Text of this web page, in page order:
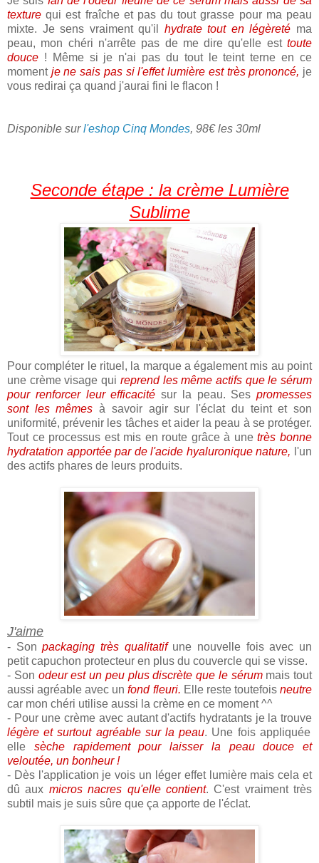
texturequi est fraîche et pas du tout grasse pour ma peau
mixte. Je sens vraiment qu'il hydrate tout en légèreté ma
peau, mon chéri n'arrête pas de me dire qu'elle est toute
douce ! Même si je n'ai pas du tout le teint terne en ce
momentje ne sais pas si l'effet lumière est très prononcé, je
vous redirai ça quand j'aurai fini le flacon !
Disponible surl'eshop Cinq Mondes, 98€ les 30ml
Seconde étape : la crème Lumière
Sublime
Pour compléter le rituel, la marque a également mis au point
une crème visage qui reprend les même actifs que le sérum
pour renforcer leur efficacité sur la peau. Ses promesses
sont les mêmes à savoir agir sur l'éclat du teint et son
uniformité, prévenir les tâches et aider la peau à se protéger.
Tout ce processus est mis en route grâce à unetrès bonne
hydratation apportée par de l'acide hyaluronique nature, l'un
des actifs phares de leurs produits.
J'aime
- Sonpackaging très qualitatifune nouvelle fois avec un
petit capuchon protecteur en plus du couvercle qui se visse.
- Son odeur est un peu plus discrète que le sérummais tout
aussi agréable avec un fond fleuri. Elle reste toutefoisneutre
car mon chéri utilise aussi la crème en ce moment ^^
- Pour une crème avec autant d'actifs hydratants je la trouve
légère et surtout agréable sur la peau. Une fois appliquée
elle sèche rapidement pour laisser la peau douce et
veloutée, un bonheur !
- Dès l'application je vois un léger effet lumière mais cela et
dû aux micros nacres qu'elle contient. C'est vraiment très
subtil mais je suis sûre que ça apporte de l'éclat.